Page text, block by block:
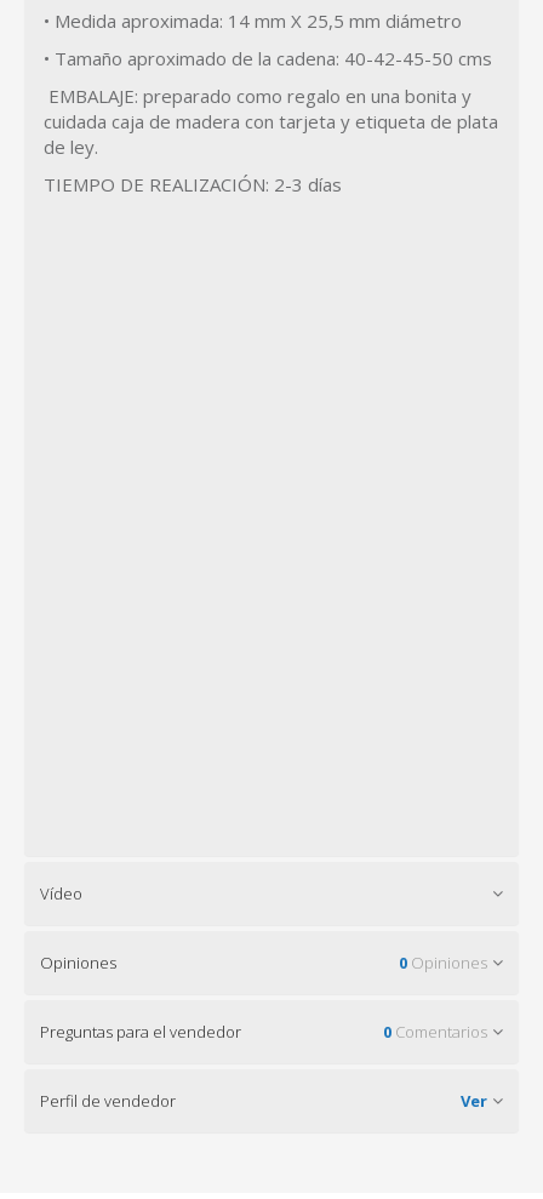
• Medida aproximada: 14 mm X 25,5 mm diámetro
• Tamaño aproximado de la cadena: 40-42-45-50 cms
EMBALAJE: preparado como regalo en una bonita y
cuidada caja de madera con tarjeta y etiqueta de plata
de ley.
TIEMPO DE REALIZACIÓN: 2-3 días
Vídeo
Opiniones 0 Opiniones
Preguntas para el vendedor 0 Comentarios
Perfil de vendedor Ver